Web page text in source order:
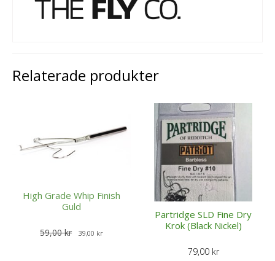
Relaterade produkter
High Grade Whip Finish
Guld
59,00kr D39,00 krD
Partridge SLD Fine Dry
Krok (Black Nickel)
79,00 kr